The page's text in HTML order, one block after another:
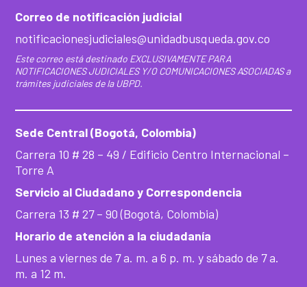
Correo de notificación judicial
notificacionesjudiciales@unidadbusqueda.gov.co
Este correo está destinado EXCLUSIVAMENTE PARA
NOTIFICACIONES JUDICIALES Y/O COMUNICACIONES ASOCIADAS a
trámites judiciales de la UBPD.
Sede Central (Bogotá, Colombia)
Carrera 10 # 28 – 49 / Edificio Centro Internacional –
Torre A
Servicio al Ciudadano y Correspondencia
Carrera 13 # 27 – 90 (Bogotá, Colombia)
Horario de atención a la ciudadanía
Lunes a viernes de 7 a. m. a 6 p. m. y sábado de 7 a.
m. a 12 m.